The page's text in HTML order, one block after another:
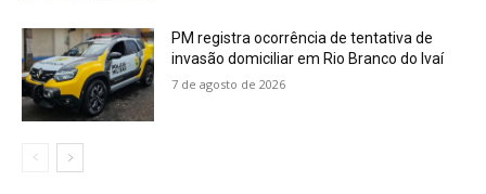
PM registra ocorrência de tentativa de
invasão domiciliar em Rio Branco do Ivaí
7 de agosto de 2026